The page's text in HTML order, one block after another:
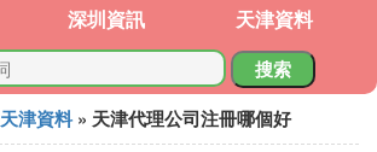
深圳資訊 天津資料
搜索
天津資料 » 天津代理公司注冊哪個好